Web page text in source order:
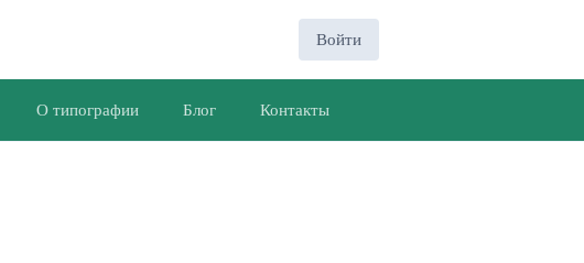
Войти
О типографии Блог Контакты